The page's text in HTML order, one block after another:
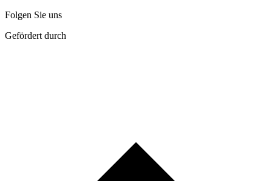
Folgen Sie uns
Gefördert durch